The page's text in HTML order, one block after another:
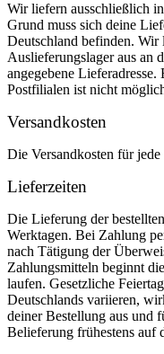
Wir liefern ausschließlich
Grund muss sich deine
Deutschland befinden. Wir
Auslieferungslager aus an
angegebene
Postfilialen ist nicht
Versandkosten
Die Versandkosten für
Lieferzeiten
Die Lieferung der
Werktagen. Bei Zahlung
nach Tätigung der
Zahlungsmitteln beginnt
laufen. Gesetzliche
Deutschlands variieren,
deiner Bestellung aus und
Belieferung frühestens auf